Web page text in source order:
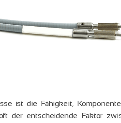
ist die Fähigkeit,
der entscheidende Faktor